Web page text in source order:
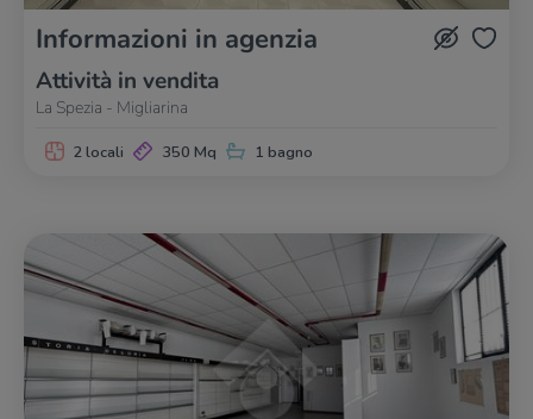
Informazioni in agenzia
Attività in vendita
La Spezia - Migliarina
2 locali 350 Mq 1 bagno